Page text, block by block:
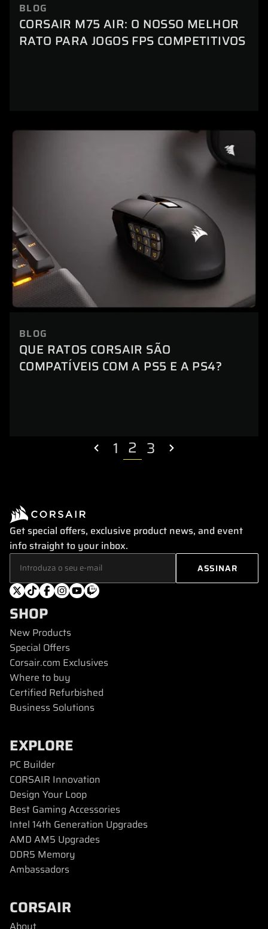
BLOG
CORSAIR M75 AIR: O NOSSO MELHOR
RATO PARA JOGOS FPS COMPETITIVOS
BLOG
QUE RATOS CORSAIR SÃO
COMPATÍVEIS COM A PS5 E A PS4?
1 2 3
Get special offers, exclusive product news, and event
info straight to your inbox.
SHOP
New Products
Special Offers
Corsair.com Exclusives
Where to buy
Certified Refurbished
Business Solutions
EXPLORE
PC Builder
CORSAIR Innovation
Design Your Loop
Best Gaming Accessories
Intel 14th Generation Upgrades
AMD AM5 Upgrades
DDR5 Memory
Ambassadors
CORSAIR